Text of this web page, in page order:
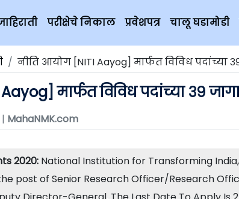
परीक्षेचे निकाल प्रवेशपत्र चालू घडामोडी
नीति आयोग [NITI Aayog] मार्फत विविध पदांच्या
मार्फत विविध पदांच्या ३९
MahaNMK.com
2020: National Institution for Transforming
post of Senior Research Officer/Research